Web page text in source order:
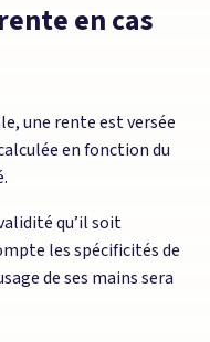
en cas
une rente est versée
en fonction du
qu’il soit
les spécificités de
de ses mains sera